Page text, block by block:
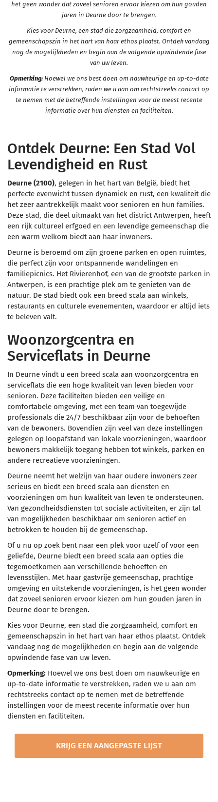
het geen wonder dat zoveel senioren ervoor kiezen om hun gouden
jaren in Deurne door te brengen.
Kies voor Deurne, een stad die zorgzaamheid, comfort en
gemeenschapszin in het hart van haar ethos plaatst. Ontdek vandaag
nog de mogelijkheden en begin aan de volgende opwindende fase
van uw leven.
Opmerking:Hoewel we ons best doen om nauwkeurige en up-to-date
informatie te verstrekken, raden we u aan om rechtstreeks contact op
te nemen met de betreffende instellingen voor de meest recente
informatie over hun diensten en faciliteiten.
Ontdek Deurne: Een Stad Vol
Levendigheid en Rust
Deurne (2100), gelegen in het hart van België, biedt het
perfecte evenwicht tussen dynamiek en rust, een kwaliteit die
het zeer aantrekkelijk maakt voor senioren en hun families.
Deze stad, die deel uitmaakt van het district Antwerpen, heeft
een rijk cultureel erfgoed en een levendige gemeenschap die
een warm welkom biedt aan haar inwoners.
Deurne is beroemd om zijn groene parken en open ruimtes,
die perfect zijn voor ontspannende wandelingen en
familiepicnics. Het Rivierenhof, een van de grootste parken in
Antwerpen, is een prachtige plek om te genieten van de
natuur. De stad biedt ook een breed scala aan winkels,
restaurants en culturele evenementen, waardoor er altijd iets
te beleven valt.
Woonzorgcentra en
Serviceflats in Deurne
In Deurne vindt u een breed scala aan woonzorgcentra en
serviceflats die een hoge kwaliteit van leven bieden voor
senioren. Deze faciliteiten bieden een veilige en
comfortabele omgeving, met een team van toegewijde
professionals die 24/7 beschikbaar zijn voor de behoeften
van de bewoners. Bovendien zijn veel van deze instellingen
gelegen op loopafstand van lokale voorzieningen, waardoor
bewoners makkelijk toegang hebben tot winkels, parken en
andere recreatieve voorzieningen.
Deurne neemt het welzijn van haar oudere inwoners zeer
serieus en biedt een breed scala aan diensten en
voorzieningen om hun kwaliteit van leven te ondersteunen.
Van gezondheidsdiensten tot sociale activiteiten, er zijn tal
van mogelijkheden beschikbaar om senioren actief en
betrokken te houden bij de gemeenschap.
Of u nu op zoek bent naar een plek voor uzelf of voor een
geliefde, Deurne biedt een breed scala aan opties die
tegemoetkomen aan verschillende behoeften en
levensstijlen. Met haar gastvrije gemeenschap, prachtige
omgeving en uitstekende voorzieningen, is het geen wonder
dat zoveel senioren ervoor kiezen om hun gouden jaren in
Deurne door te brengen.
Kies voor Deurne, een stad die zorgzaamheid, comfort en
gemeenschapszin in het hart van haar ethos plaatst. Ontdek
vandaag nog de mogelijkheden en begin aan de volgende
opwindende fase van uw leven.
Opmerking: Hoewel we ons best doen om nauwkeurige en
up-to-date informatie te verstrekken, raden we u aan om
rechtstreeks contact op te nemen met de betreffende
instellingen voor de meest recente informatie over hun
diensten en faciliteiten.
KRIJG EEN AANGEPASTE LIJST